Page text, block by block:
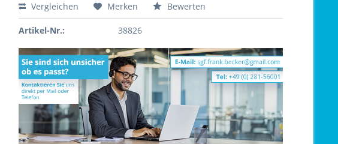
Vergleichen Merken Bewerten
Artikel-Nr.: 38826